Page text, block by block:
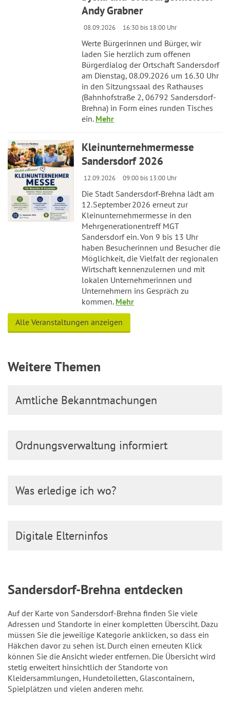
Andy Grabner
08.09.2026 16:30 bis 18:00 Uhr
Werte Bürgerinnen und Bürger, wir
laden Sie herzlich zum offenen
Bürgerdialog der Ortschaft Sandersdorf
am Dienstag, 08.09.2026 um 16.30 Uhr
in den Sitzungssaal des Rathauses
(Bahnhofstraße 2, 06792 Sandersdorf-
Brehna) in Form eines runden Tisches
ein. Mehr
Kleinunternehmermesse
Sandersdorf 2026
12.09.2026 09:00 bis 13:00 Uhr
Die Stadt Sandersdorf‑Brehna lädt am
12. September 2026 erneut zur
Kleinunternehmermesse in den
Mehrgenerationentreff MGT
Sandersdorf ein. Von 9 bis 13 Uhr
haben Besucherinnen und Besucher die
Möglichkeit, die Vielfalt der regionalen
Wirtschaft kennenzulernen und mit
lokalen Unternehmerinnen und
Unternehmern ins Gespräch zu
kommen. Mehr
Alle Veranstaltungen anzeigen
Weitere Themen
Amtliche Bekanntmachungen
Ordnungsverwaltung informiert
Was erledige ich wo?
Digitale Elterninfos
Sandersdorf-Brehna entdecken
Auf der Karte von Sandersdorf-Brehna finden Sie viele
Adressen und Standorte in einer kompletten Übersciht. Dazu
müssen Sie die jeweilige Kategorie anklicken, so dass ein
Häkchen davor zu sehen ist. Durch einen erneuten Klick
können Sie die Ansicht wieder entfernen. Die Übersicht wird
stetig erweitert hinsichtlich der Standorte von
Kleidersammlungen, Hundetoiletten, Glascontainern,
Spielplätzen und vielen anderen mehr.